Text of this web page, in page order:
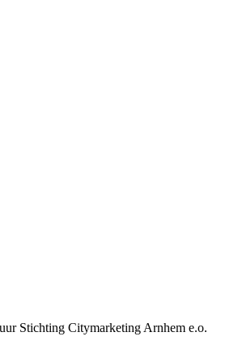
Stichting Citymarketing Arnhem e.o.